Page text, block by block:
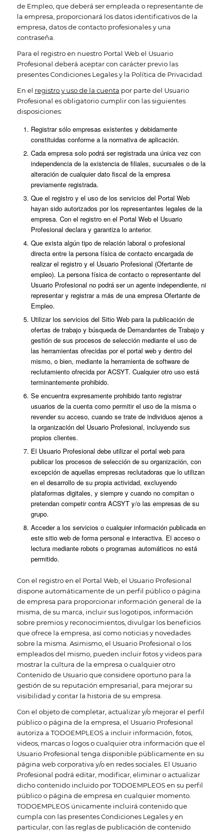
de Empleo, que deberá ser empleada o representante de
la empresa, proporcionará los datos identificativos de la
empresa, datos de contacto profesionales y una
contraseña.
Para el registro en nuestro Portal Web el Usuario
Profesional deberá aceptar con carácter previo las
presentes Condiciones Legales y la Política de Privacidad.
En el registro y uso de la cuenta por parte del Usuario
Profesional es obligatorio cumplir con las siguientes
disposiciones:
Registrar sólo empresas existentes y debidamente
constituidas conforme a la normativa de aplicación.
Cada empresa solo podrá ser registrada una única vez con
independencia de la existencia de filiales, sucursales o de la
alteración de cualquier dato fiscal de la empresa
previamente registrada.
Que el registro y el uso de los servicios del Portal Web
hayan sido autorizados por los representantes legales de la
empresa. Con el registro en el Portal Web el Usuario
Profesional declara y garantiza lo anterior.
Que exista algún tipo de relación laboral o profesional
directa entre la persona física de contacto encargada de
realizar el registro y el Usuario Profesional (Ofertante de
empleo). La persona física de contacto o representante del
Usuario Profesional no podrá ser un agente independiente, ni
representar y registrar a más de una empresa Ofertante de
Empleo.
Utilizar los servicios del Sitio Web para la publicación de
ofertas de trabajo y búsqueda de Demandantes de Trabajo y
gestión de sus procesos de selección mediante el uso de
las herramientas ofrecidas por el portal web y dentro del
mismo, o bien, mediante la herramienta de software de
reclutamiento ofrecida por ACSYT. Cualquier otro uso está
terminantemente prohibido.
Se encuentra expresamente prohibido tanto registrar
usuarios de la cuenta como permitir el uso de la misma o
revender su acceso, cuando se trate de individuos ajenos a
la organización del Usuario Profesional, incluyendo sus
propios clientes.
El Usuario Profesional debe utilizar el portal web para
publicar los procesos de selección de su organización, con
excepción de aquellas empresas reclutadoras que lo utilizan
en el desarrollo de su propia actividad, excluyendo
plataformas digitales, y siempre y cuando no compitan o
pretendan competir contra ACSYT y/o las empresas de su
grupo.
Acceder a los servicios o cualquier información publicada en
este sitio web de forma personal e interactiva. El acceso o
lectura mediante robots o programas automáticos no está
permitido.
Con el registro en el Portal Web, el Usuario Profesional
dispone automáticamente de un perfil público o página
de empresa para proporcionar información general de la
misma, de su marca, incluir sus logotipos, información
sobre premios y reconocimientos, divulgar los beneficios
que ofrece la empresa, así como noticias y novedades
sobre la misma. Asimismo, el Usuario Profesional o los
empleados del mismo, pueden incluir fotos y videos para
mostrar la cultura de la empresa o cualquier otro
Contenido de Usuario que considere oportuno para la
gestión de su reputación empresarial, para mejorar su
visibilidad y contar la historia de su empresa.
Con el objeto de completar, actualizar y/o mejorar el perfil
público o página de la empresa, el Usuario Profesional
autoriza a TODOEMPLEOS a incluir información, fotos,
videos, marcas o logos o cualquier otra información que el
Usuario Profesional tenga disponible públicamente en su
página web corporativa y/o en redes sociales. El Usuario
Profesional podrá editar, modificar, eliminar o actualizar
dicho contenido incluido por TODOEMPLEOS en su perfil
público o página de empresa en cualquier momento.
TODOEMPLEOS únicamente incluirá contenido que
cumpla con las presentes Condiciones Legales y en
particular, con las reglas de publicación de contenido